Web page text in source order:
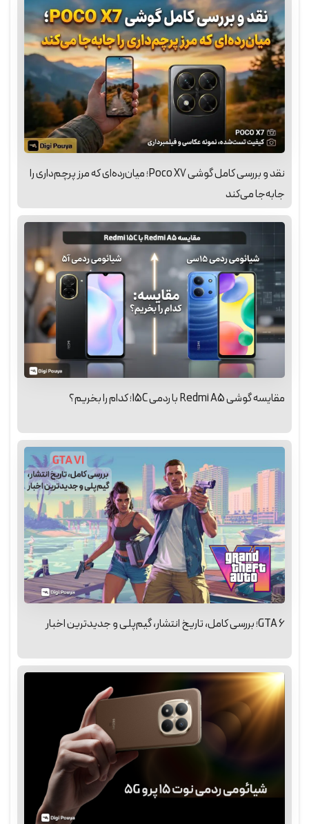
نقد و بررسی کامل گوشی Poco X7؛ میان‌رده‌ای که مرز پرچم‌داری را
جابه‌جا می‌کند
مقایسه گوشی Redmi A5 با ردمی 15C؛ کدام را بخریم؟
GTA 6؛ بررسی کامل، تاریخ انتشار، گیم‌پلی و جدیدترین اخبار